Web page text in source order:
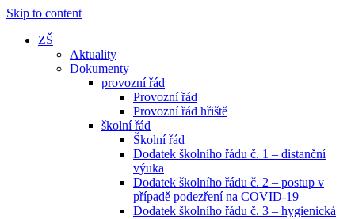
Skip to content
ZŠ
Aktuality
Dokumenty
provozní řád
Provozní řád
Provozní řád hřiště
školní řád
Školní řád
Dodatek školního řádu č. 1 – distanční
výuka
Dodatek školního řádu č. 2 – postup v
případě podezření na COVID-19
Dodatek školního řádu č. 3 – hygienická